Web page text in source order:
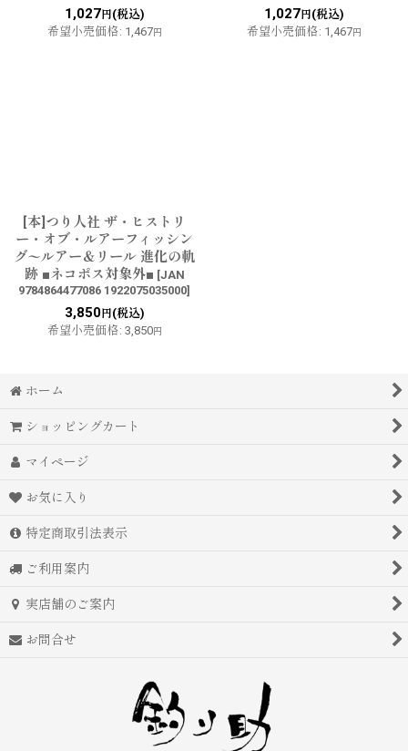
1,027円(税込)
希望小売価格: 1,467円
1,027円(税込)
希望小売価格: 1,467円
[本]つり人社 ザ・ヒストリ
ー・オブ・ルアーフィッシン
グ〜ルアー＆リール 進化の軌
跡 ■ネコポス対象外■ [JAN
9784864477086 1922075035000]
3,850円(税込)
希望小売価格: 3,850円
ホーム
ショッピングカート
マイページ
お気に入り
特定商取引法表示
ご利用案内
実店舗のご案内
お問合せ